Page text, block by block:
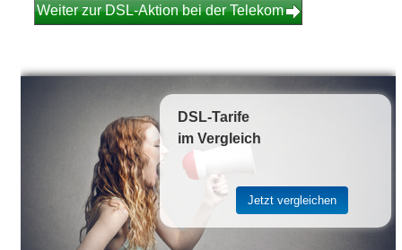
Weiter zur DSL-Aktion bei der Telekom
DSL-Tarife
im Vergleich